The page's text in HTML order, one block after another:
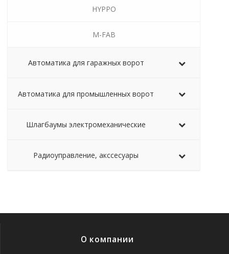
HYPPO
M-FAB
Автоматика для гаражных ворот
Автоматика для промышленных ворот
Шлагбаумы электромеханические
Радиоуправление, акссесуары
О компании